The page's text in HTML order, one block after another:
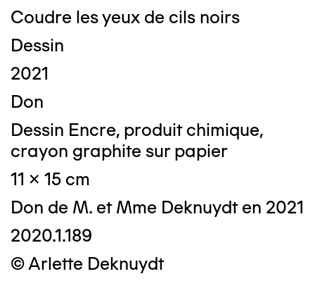
Coudre les yeux de cils noirs
Dessin
2021
Don
Dessin Encre, produit chimique,
crayon graphite sur papier
11 x 15 cm
Don de M. et Mme Deknuydt en 2021
2020.1.189
© Arlette Deknuydt